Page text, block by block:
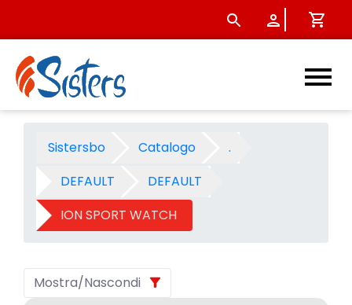
ION SPORT WATCH 2009 -
Sistersbo Catalogo
.
DEFAULT
DEFAULT
ION SPORT WATCH
Mostra/Nascondi